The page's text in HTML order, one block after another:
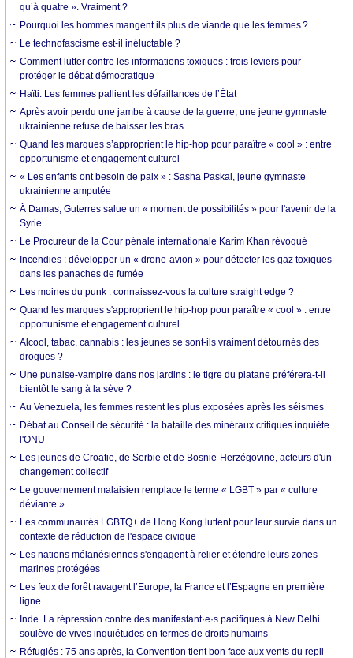
qu’à quatre ». Vraiment ?
Pourquoi les hommes mangent ils plus de viande que les femmes ?
Le technofascisme est-il inéluctable ?
Comment lutter contre les informations toxiques : trois leviers pour
protéger le débat démocratique
Haïti. Les femmes pallient les défaillances de l’État
Après avoir perdu une jambe à cause de la guerre, une jeune gymnaste
ukrainienne refuse de baisser les bras
Quand les marques s’approprient le hip-hop pour paraître « cool » : entre
opportunisme et engagement culturel
« Les enfants ont besoin de paix » : Sasha Paskal, jeune gymnaste
ukrainienne amputée
À Damas, Guterres salue un « moment de possibilités » pour l'avenir de la
Syrie
Le Procureur de la Cour pénale internationale Karim Khan révoqué
Incendies : développer un « drone-avion » pour détecter les gaz toxiques
dans les panaches de fumée
Les moines du punk : connaissez-vous la culture straight edge ?
Quand les marques s'approprient le hip-hop pour paraître « cool » : entre
opportunisme et engagement culturel
Alcool, tabac, cannabis : les jeunes se sont-ils vraiment détournés des
drogues ?
Une punaise-vampire dans nos jardins : le tigre du platane préférera-t-il
bientôt le sang à la sève ?
Au Venezuela, les femmes restent les plus exposées après les séismes
Débat au Conseil de sécurité : la bataille des minéraux critiques inquiète
l'ONU
Les jeunes de Croatie, de Serbie et de Bosnie-Herzégovine, acteurs d'un
changement collectif
Le gouvernement malaisien remplace le terme « LGBT » par « culture
déviante »
Les communautés LGBTQ+ de Hong Kong luttent pour leur survie dans un
contexte de réduction de l'espace civique
Les nations mélanésiennes s'engagent à relier et étendre leurs zones
marines protégées
Les feux de forêt ravagent l’Europe, la France et l’Espagne en première
ligne
Inde. La répression contre des manifestant·e·s pacifiques à New Delhi
soulève de vives inquiétudes en termes de droits humains
Réfugiés : 75 ans après, la Convention tient bon face aux vents du repli